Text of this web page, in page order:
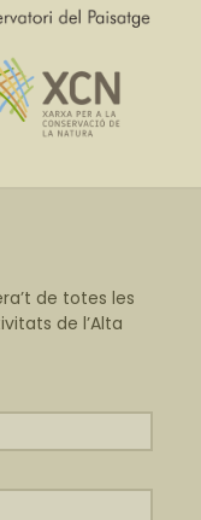
de totes les
de l’Alta